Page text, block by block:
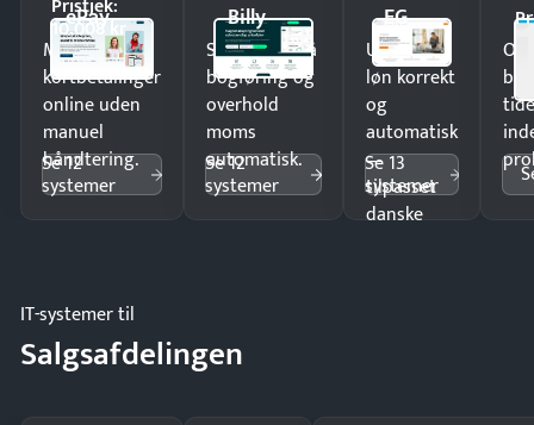
ePay
Pristjek:
10.008 kr
Modtag
kortbetalinger
online uden
manuel
håndtering.
Se 12
systemer
Billy
Spar timer på
bogføring og
overhold
moms
automatisk.
Se 12
systemer
EG
Udbetal
løn korrekt
og
automatisk
—
tilpasset
danske
Se 13
systemer
IT-systemer til
Salgsafdelingen